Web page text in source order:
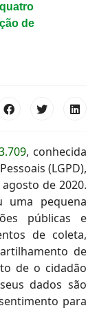
de
, conhecida
(LGPD),
de 2020.
uma pequena
públicas e
de coleta,
de
de o cidadão
dados são
para